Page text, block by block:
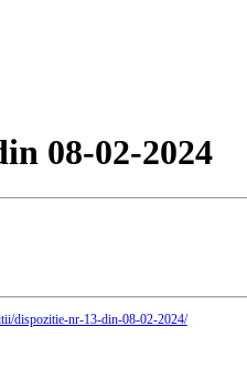
08-02-2024
dispozitie-nr-13-din-08-02-2024/